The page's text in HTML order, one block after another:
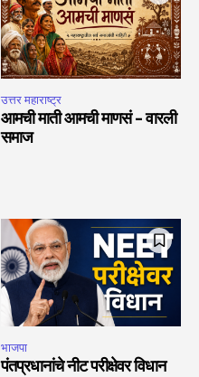
उत्तर महाराष्ट्र
आमची माती आमची माणसं – वारली
समाज
भाजपा
पंतप्रधानांचे नीट परीक्षेवर विधान